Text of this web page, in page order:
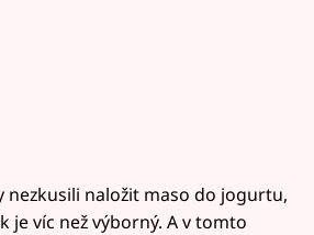
nezkusili naložit maso do jogurtu,
je víc než výborný. A v tomto